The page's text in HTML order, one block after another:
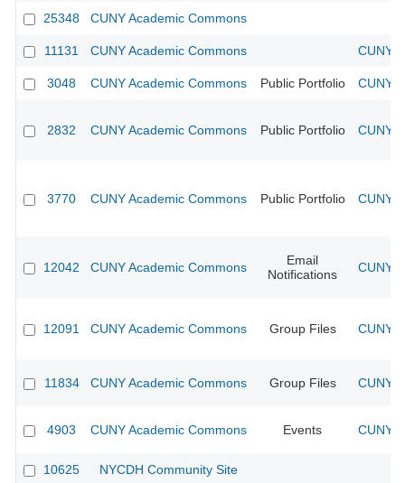
25348 CUNY Academic Commons
11131 CUNY Academic Commons CUNY
3048 CUNY Academic Commons Public Portfolio CUNY
2832 CUNY Academic Commons Public Portfolio CUNY
3770 CUNY Academic Commons Public Portfolio CUNY
12042 CUNY Academic Commons
Email
Notifications
CUNY
12091 CUNY Academic Commons Group Files CUNY
11834 CUNY Academic Commons Group Files CUNY
4903 CUNY Academic Commons Events CUNY
10625 NYCDH Community Site